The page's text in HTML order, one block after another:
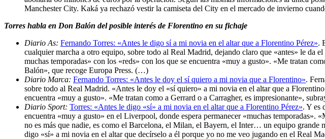
Manchester City. Kaká ya rechazó vestir la camiseta del City en el mercado de invierno
Torres habla en Don Balón del posible interés de Florentino en su fichaje
Diario As: Fernando Torres: «Antes le digo sí a mi novia en el altar que a Florentino Pérez».
cualquier marcha a otro equipo, sobre todo al Real Madrid, dejando claro que «antes» le da
muchas temporadas» con los «reds» con los que se encuentra «muy a gusto». «Me tratan
Balón», que recoge Europa Press. (…)
Diario Marca: Fernando Torres: «Antes le doy el sí quiero a mi novia que a Florentino».
sobre todo al Real Madrid. «Antes le doy el «sí quiero» a mi novia en el altar que a
encuentra «muy a gusto». «Me tratan como a Gerrard o a Carragher, es impresionante»,
Diario Sport: Torres: «Antes le digo «sí» a mi novia en el altar que a Florentino Pérez». Y es
encuentra «muy a gusto» en el Liverpool, donde espera permanecer «muchas temporadas».
no es más que nadie, es como el Barcelona, el Milan, el Bayern, el Inter… un equipo
digo «sí» a mi novia en el altar que decírselo a él porque yo no me veo jugando en el Real